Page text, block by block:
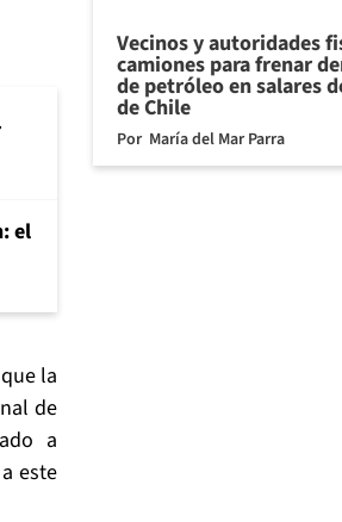
el
la
de
a
este
Vecinos y autoridades
camiones para frenar
de petróleo en salares
de Chile
Por María del Mar Parra